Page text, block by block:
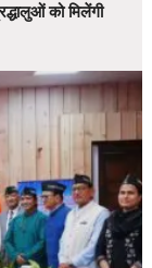
को मिलेंगी